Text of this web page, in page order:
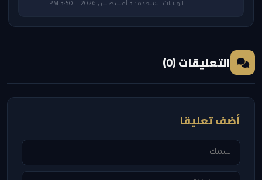
الولايات المتحدة · 3 أغسطس 2026 — 3:50 PM
التعليقات (0)
أضف تعليقاً